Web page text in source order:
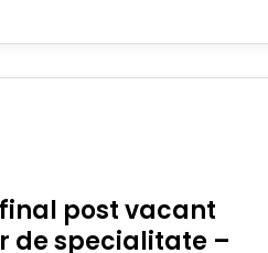
post vacant
de specialitate –